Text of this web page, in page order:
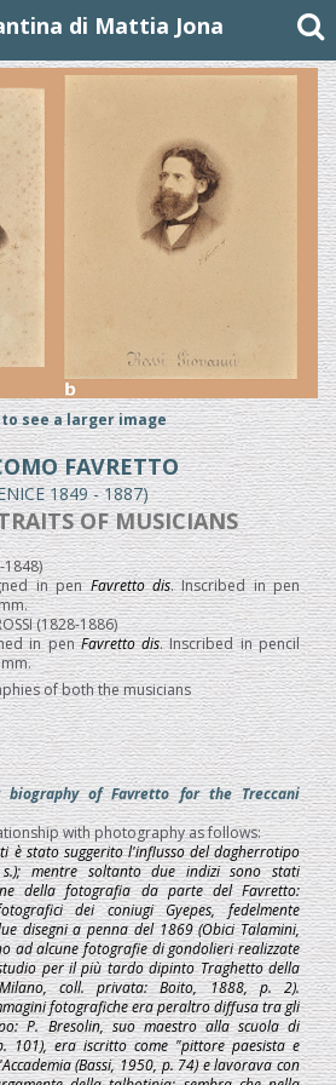
di Mattia Jona
see a larger image
FAVRETTO
1849 - 1887)
OF MUSICIANS
1848)
in penFavretto dis. Inscribed in pen
(1828-1886)
in penFavretto dis. Inscribed in pencil
of both the musicians
biography of Favretto for the Treccani
with photography as follows:
è stato suggerito l'influsso del dagherrotipo
mentre soltanto due indizi sono stati
della fotografia da parte del Favretto:
dei coniugi Gyepes, fedelmente
disegni a penna del 1869 (Obici Talamini,
ad alcune fotografie di gondolieri realizzate
per il più tardo dipinto Traghetto della
coll. privata: Boito, 1888, p. 2).
fotografiche era peraltro diffusa tra gli
P. Bresolin, suo maestro alla scuola di
101), era iscritto come "pittore paesista e
(Bassi, 1950, p. 74) e lavorava con